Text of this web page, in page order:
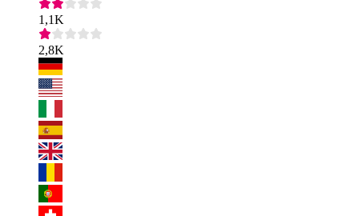
1,1K
2,8K